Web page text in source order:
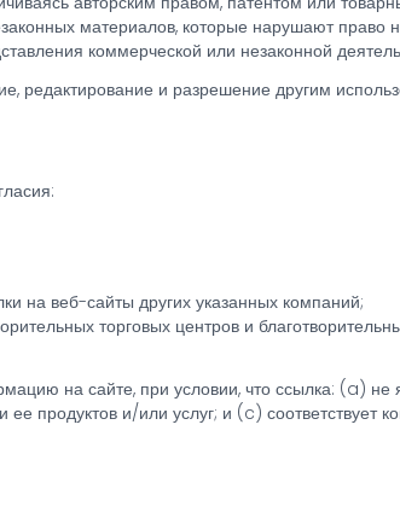
материалов, которые нарушают право
коммерческой или незаконной
и разрешение другим
на веб-сайты других указанных компаний;
торговых центров и
на сайте, при условии, что ссылка: (a)
продуктов и/или услуг; и (c) соответствует